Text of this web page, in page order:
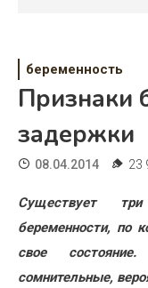
Свадьба
Жизнь
Хобби
Красота
Недвижимость
беременность
Признаки
задержки
08.04.2014 23
Существует
беременности, по
свое
сомнительные,